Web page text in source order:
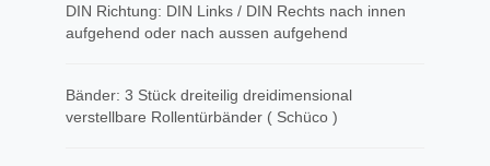
DIN Richtung: DIN Links / DIN Rechts nach innen
aufgehend oder nach aussen aufgehend
Bänder: 3 Stück dreiteilig dreidimensional
verstellbare Rollentürbänder ( Schüco )